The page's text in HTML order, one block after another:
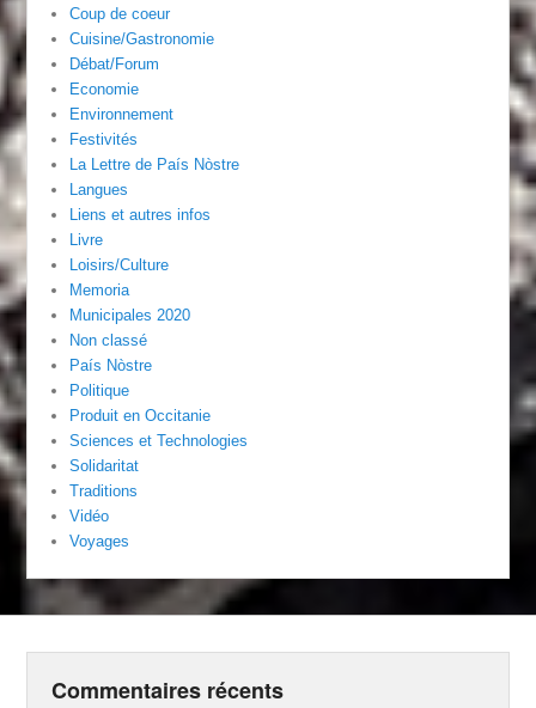
Coup de coeur
Cuisine/Gastronomie
Débat/Forum
Economie
Environnement
Festivités
La Lettre de País Nòstre
Langues
Liens et autres infos
Livre
Loisirs/Culture
Memoria
Municipales 2020
Non classé
País Nòstre
Politique
Produit en Occitanie
Sciences et Technologies
Solidaritat
Traditions
Vidéo
Voyages
Commentaires récents